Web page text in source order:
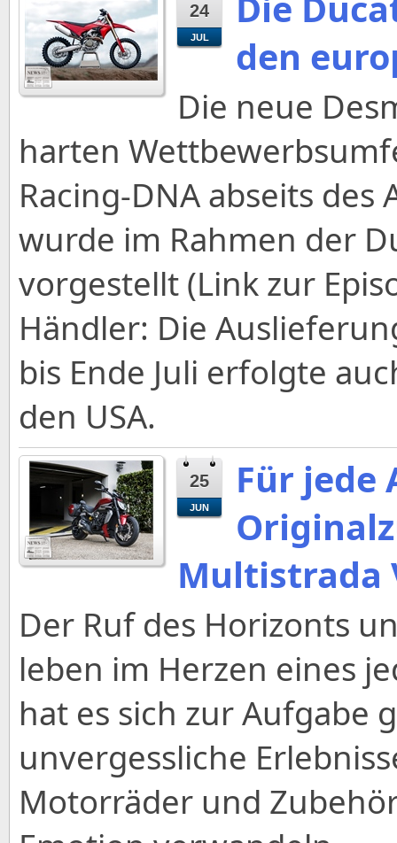
24
JUL
den
Die neue
harten
Racing-DNA abseits
wurde im Rahmen der
vorgestellt (Link zur
Händler: Die
bis Ende Juli erfolgte
den USA.
25
JUN
Für jede
Multistrada
Der Ruf des Horizonts
leben im Herzen eines
hat es sich zur Aufgabe
unvergessliche
Motorräder und